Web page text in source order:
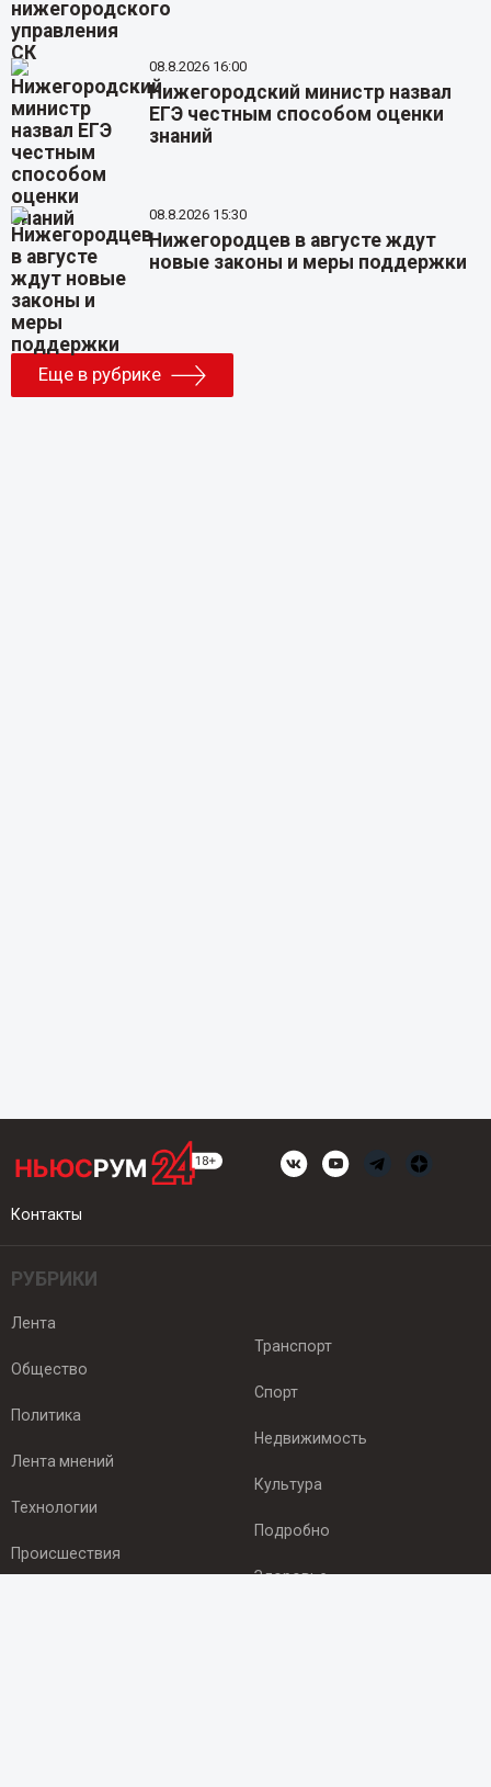
08.8.2026 16:00
Нижегородский министр назвал
ЕГЭ честным способом оценки
знаний
08.8.2026 15:30
Нижегородцев в августе ждут
новые законы и меры поддержки
Еще в рубрике
Контакты
РУБРИКИ
Лента
Общество
Политика
Лента мнений
Технологии
Происшествия
Транспорт
Спорт
Недвижимость
Культура
Подробно
Здоровье